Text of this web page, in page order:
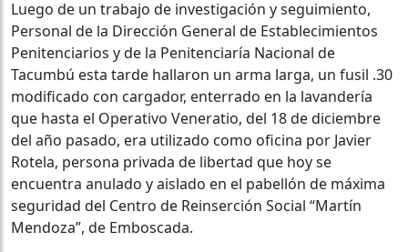
Luego de un trabajo de investigación y seguimiento,
Personal de la Dirección General de Establecimientos
Penitenciarios y de la Penitenciaría Nacional de
Tacumbú esta tarde hallaron un arma larga, un fusil .30
modificado con cargador, enterrado en la lavandería
que hasta el Operativo Veneratio, del 18 de diciembre
del año pasado, era utilizado como oficina por Javier
Rotela, persona privada de libertad que hoy se
encuentra anulado yaislado en el pabellón de máxima
seguridad del Centro de Reinserción Social “Martín
Mendoza”, de Emboscada.